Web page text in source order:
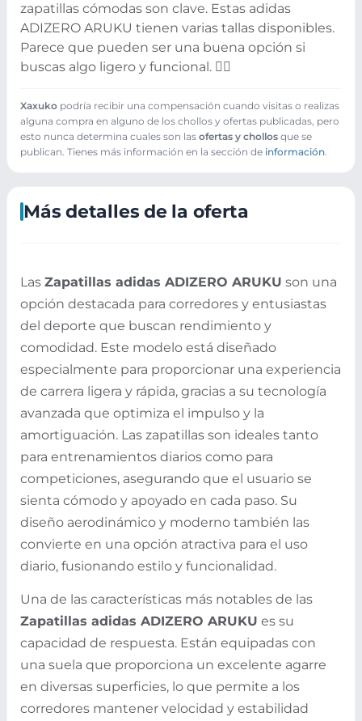
zapatillas cómodas son clave. Estas adidas
ADIZERO ARUKU tienen varias tallas disponibles.
Parece que pueden ser una buena opción si
buscas algo ligero y funcional. 🏃‍♂️
Xaxuko podría recibir una compensación cuando visitas o realizas
alguna compra en alguno de los chollos y ofertas publicadas, pero
esto nunca determina cuales son las ofertas y chollos que se
publican. Tienes más información en la sección de información.
Más detalles de la oferta
Las Zapatillas adidas ADIZERO ARUKU son una
opción destacada para corredores y entusiastas
del deporte que buscan rendimiento y
comodidad. Este modelo está diseñado
especialmente para proporcionar una experiencia
de carrera ligera y rápida, gracias a su tecnología
avanzada que optimiza el impulso y la
amortiguación. Las zapatillas son ideales tanto
para entrenamientos diarios como para
competiciones, asegurando que el usuario se
sienta cómodo y apoyado en cada paso. Su
diseño aerodinámico y moderno también las
convierte en una opción atractiva para el uso
diario, fusionando estilo y funcionalidad.
Una de las características más notables de las
Zapatillas adidas ADIZERO ARUKU es su
capacidad de respuesta. Están equipadas con
una suela que proporciona un excelente agarre
en diversas superficies, lo que permite a los
corredores mantener velocidad y estabilidad